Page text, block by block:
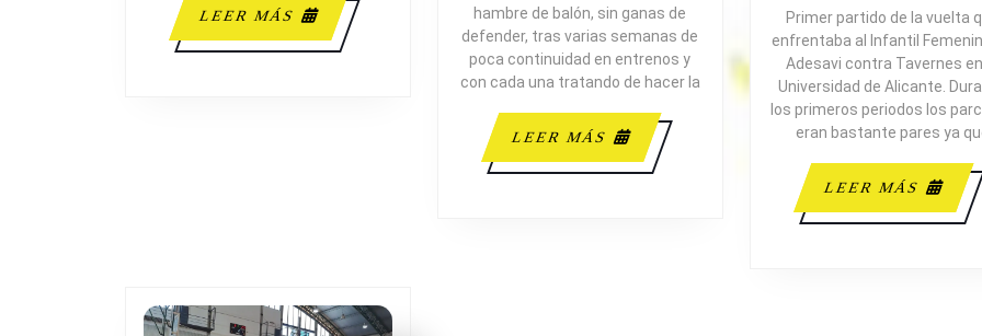
LEER MÁS
LEER
MÁS
hambre de balón, sin ganas de
defender, tras varias semanas de
poca continuidad en entrenos y
con cada una tratando de hacer la
LEER MÁS
LEER
MÁS
Primer partido de la vuelta
enfrentaba al Infantil
Adesavi contra Tavernes
Universidad de Alicante.
los primeros periodos los
eran bastante pares ya
LEER MÁS
MÁS